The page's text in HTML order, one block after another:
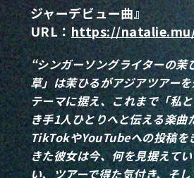
ジャーデビュー曲』
URL：https://
“シンガーソングライターの
草」は茉ひるがアジアツアー
テーマに据え、これまで「私
き手1人ひとりへと伝える楽曲
TikTokやYouTubeへの投稿を
きた彼女は今、何を見据えて
い、ツアーで得た気付き、そ